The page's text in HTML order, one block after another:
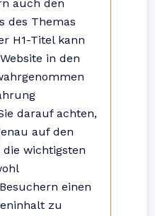
auch den
des Themas
H1-Titel kann
in den
darauf achten,
auf den
wichtigsten
einen
zu